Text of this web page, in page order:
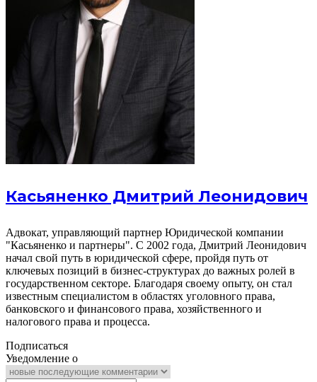
Касьяненко Дмитрий Леонидович
Адвокат, управляющий партнер Юридической компании
"Касьяненко и партнеры". С 2002 года, Дмитрий Леонидович
начал свой путь в юридической сфере, пройдя путь от
ключевых позиций в бизнес-структурах до важных ролей в
государственном секторе. Благодаря своему опыту, он стал
известным специалистом в областях уголовного права,
банковского и финансового права, хозяйственного и
налогового права и процесса.
Подписаться
Уведомление о